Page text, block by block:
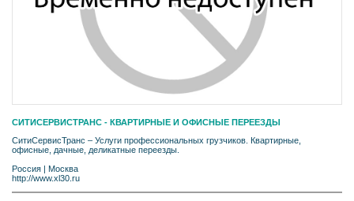
СИТИСЕРВИСТРАНС - КВАРТИРНЫЕ И ОФИСНЫЕ ПЕРЕЕЗДЫ
СитиСервисТранс – Услуги профессиональных грузчиков. Квартирные,
офисные, дачные, деликатные переезды.
Россия | Москва
http://www.xl30.ru